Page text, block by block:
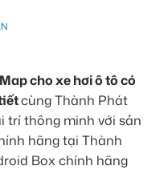
cho xe hơi ô tô có
cùng Thành Phát
trí thông minh với sản
hãng tại Thành
Box chính hãng